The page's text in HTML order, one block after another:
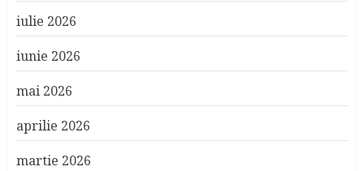
iulie 2026
iunie 2026
mai 2026
aprilie 2026
martie 2026